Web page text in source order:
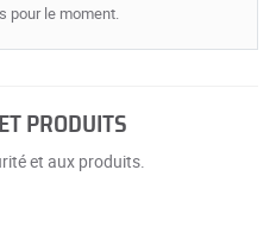
pour le moment.
PRODUITS
et aux produits.